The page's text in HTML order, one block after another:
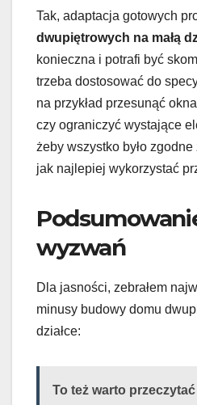
Tak, adaptacja gotowych
dwupiętrowych na małą
konieczna i potrafi być
trzeba dostosować do
na przykład przesunąć
czy ograniczyć wystające
żeby wszystko było
jak najlepiej wykorzystać
wyzwań
Dla jasności, zebrałem
minusy budowy domu
działce:
To też warto przeczytać